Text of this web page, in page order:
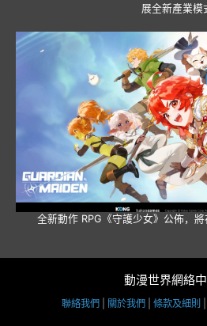
展全新產業模
全新動作 RPG《守護少女》公佈，
動漫世界網絡
聯絡我們 關於我們 條款及細則